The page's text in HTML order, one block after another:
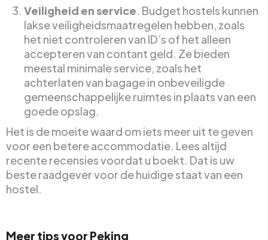
Veiligheid en service. Budget hostels kunnen
lakse veiligheidsmaatregelen hebben, zoals
het niet controleren van ID’s of het alleen
accepteren van contant geld. Ze bieden
meestal minimale service, zoals het
achterlaten van bagage in onbeveiligde
gemeenschappelijke ruimtes in plaats van een
goede opslag.
Het is de moeite waard om iets meer uit te geven
voor een betere accommodatie. Lees altijd
recente recensies voordat u boekt. Dat is uw
beste raadgever voor de huidige staat van een
hostel.
Meer tips voor Peking